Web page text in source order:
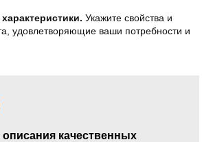
Укажите свойства и
удовлетворяющие ваши потребности и
качественных